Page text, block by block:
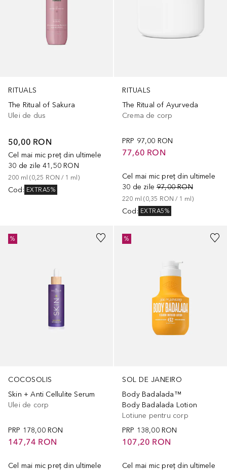
RITUALS
The Ritual of Sakura
Ulei de dus
50,00 RON
Cel mai mic preț din ultimele
30 de zile 41,50 RON
200 ml (0,25 RON / 1 ml )
Cod : EXTRA5%
RITUALS
The Ritual of Ayurveda
Crema de corp
PRP 97,00 RON
77,60 RON
Cel mai mic preț din ultimele
30 de zile 97,00 RON
220 ml (0,35 RON / 1 ml )
Cod : EXTRA5%
COCOSOLIS
Skin + Anti Cellulite Serum
Ulei de corp
PRP 178,00 RON
147,74 RON
Cel mai mic preț din ultimele
%
SOL DE JANEIRO
Body Badalada™
Body Badalada Lotion
Lotiune pentru corp
PRP 138,00 RON
107,20 RON
Cel mai mic preț din ultimele
%